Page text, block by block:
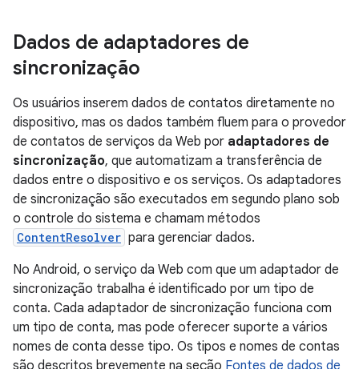
Dados de adaptadores de
sincronização
Os usuários inserem dados de contatos diretamente no
dispositivo, mas os dados também fluem para o provedor
de contatos de serviços da Web por adaptadores de
sincronização, que automatizam a transferência de
dados entre o dispositivo e os serviços. Os adaptadores
de sincronização são executados em segundo plano sob
o controle do sistema e chamam métodos
ContentResolver para gerenciar dados.
No Android, o serviço da Web com que um adaptador de
sincronização trabalha é identificado por um tipo de
conta. Cada adaptador de sincronização funciona com
um tipo de conta, mas pode oferecer suporte a vários
nomes de conta desse tipo. Os tipos e nomes de contas
são descritos brevemente na seção Fontes de dados de